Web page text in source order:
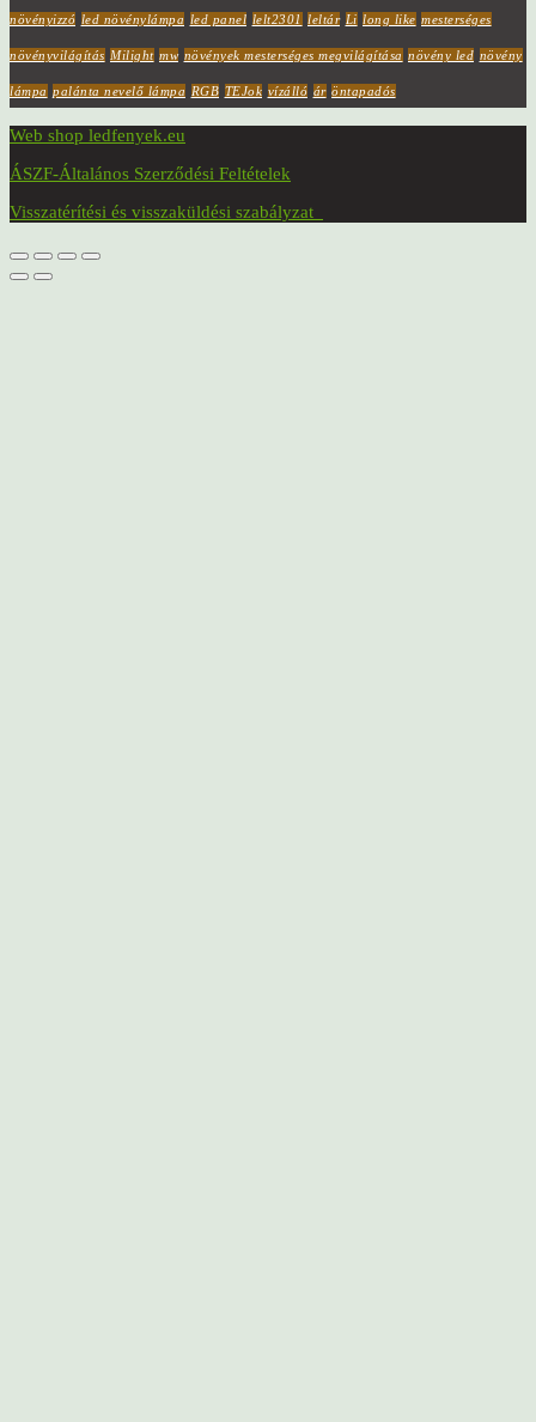
növényizzó led növénylámpa led panel lelt2301 leltár Li long like mesterséges
növényvilágítás Milight mw növények mesterséges megvilágítása növény led növény
lámpa palánta nevelő lámpa RGB TEJok vízálló ár öntapadós
Web shop ledfenyek.eu
ÁSZF-Általános Szerződési Feltételek
Visszatérítési és visszaküldési szabályzat